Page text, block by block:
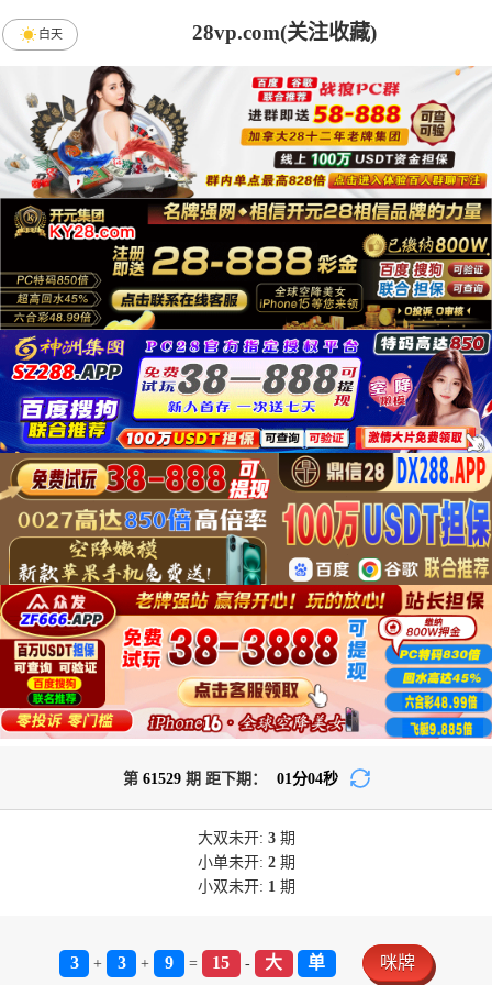
28vp.com(关注收藏)
白天
第 61529期 距下期： 01 分03秒
大双未开: 3期
小单未开: 2期
小双未开: 1 期
3 + 3 + 9 = 15 - 大 单 咪牌